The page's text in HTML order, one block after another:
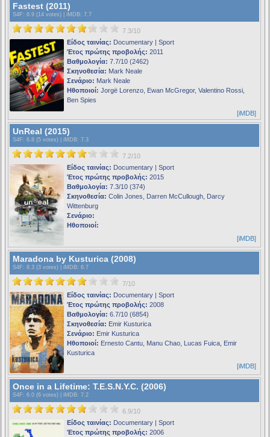
Fastest (2011)
S4F : 6.9 (14 votes) | iMDB: 7.7
7.3/10
Είδος ταινίας: Documentary | Sport
Έτος πρώτης προβολής: 2011
Βαθμολογία: 7.7/10 (2462)
Σκηνοθεσία: Mark Neale
Σενάριο: Mark Neale
Ηθοποιοί: Jorgë Lorenzo, Ewan McGregor, Valentino Rossi,
Ben Spies
[iMDB]
UnReal (2015)
S4F : 6.8 (5 votes) | iMDB: 7.3
7.2/10
Είδος ταινίας: Documentary | Sport
Έτος πρώτης προβολής: 2015
Βαθμολογία: 7.3/10 (374)
Σκηνοθεσία: Colin Jones, Darren McCullough, Darcy
Wittenburg
Σενάριο:
Ηθοποιοί:
[iMDB]
Maradona by Kusturica (2008)
S4F : 8.3 (3 votes) | iMDB: 6.7
7/10
Είδος ταινίας: Documentary | Sport
Έτος πρώτης προβολής: 2008
Βαθμολογία: 6.7/10 (6854)
Σκηνοθεσία: Emir Kusturica
Σενάριο: Emir Kusturica
Ηθοποιοί: Ernesto Cantu, Manu Chao, Lucas Fuica, Emir
Kusturica
[iMDB]
Once in a Lifetime: T.E.S.N.Y.C. (2006)
S4F : 6.0 (6 votes) | iMDB: 7.2
6.9/10
Είδος ταινίας: Documentary | Sport
Έτος πρώτης προβολής: 2006